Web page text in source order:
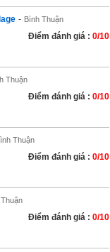
- Bình Thuận
Điểm đánh giá : 0/10
Thuận
Điểm đánh giá : 0/10
Thuận
Điểm đánh giá : 0/10
Điểm đánh giá : 0/10